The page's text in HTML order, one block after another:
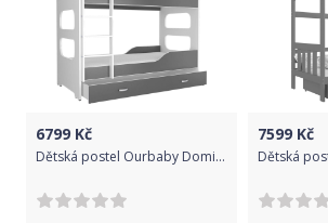
6799 Kč
Dětská postel Ourbaby Dominik 160x80 cm
7599 Kč